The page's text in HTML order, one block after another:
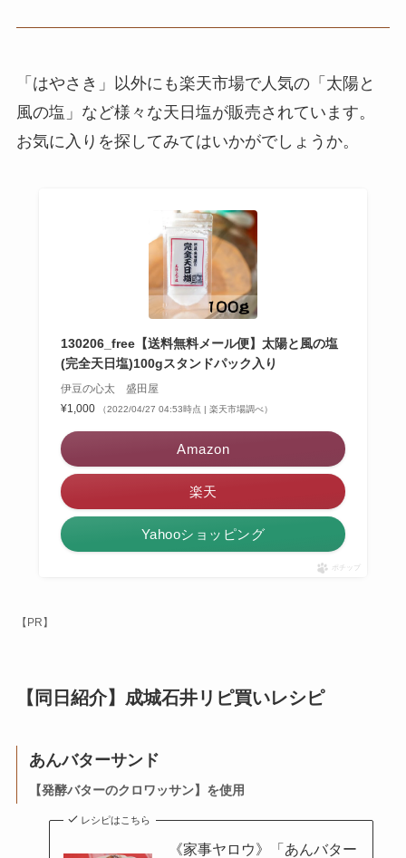
「はやさき」以外にも楽天市場で人気の「太陽と
風の塩」など様々な天日塩が販売されています。
お気に入りを探してみてはいかがでしょうか。
130206_free【送料無料メール便】太陽と風の塩
(完全天日塩)100gスタンドパック入り
伊豆の心太 盛田屋
¥1,000
（2022/04/27 04:53時点 | 楽天市場調べ）
Amazon
楽天
Yahooショッピング
ポチップ
【PR】
【同日紹介】成城石井リピ買いレシピ
あんバターサンド
【発酵バターのクロワッサン】 を使用
レシピはこちら
《家事ヤロウ》「あんバター